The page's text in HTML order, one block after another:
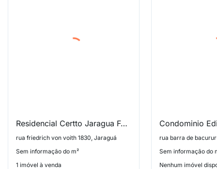
Residencial Certto Jaragua Felicidade
rua friedrich von voith 1830, Jaraguá
Sem informação do m²
1 imóvel à venda
rua barra de
Sem informação do
Nenhum imóvel